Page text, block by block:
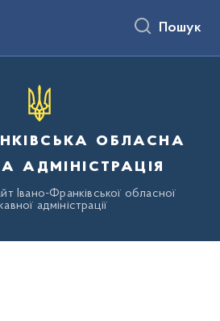
Пошук
обласна
адміністрація
Івано-Франківської обласної
адміністрації